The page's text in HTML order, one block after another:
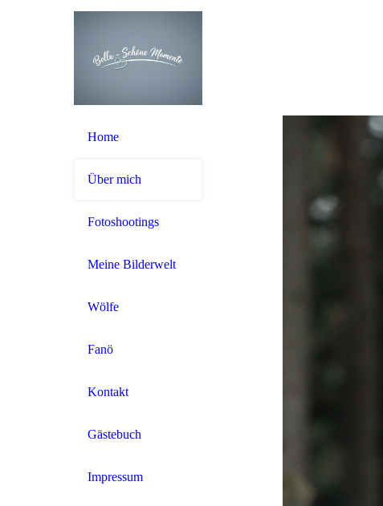
Home
Über mich
Fotoshootings
Meine Bilderwelt
Wölfe
Fanö
Kontakt
Gästebuch
Impressum